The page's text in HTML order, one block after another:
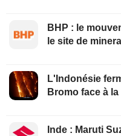
BHP : le
le site de
L'Indonésie
Bromo face à
Inde : Maruti